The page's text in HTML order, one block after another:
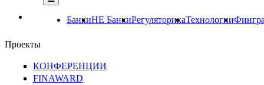
БанкиНЕ БанкиРегуляторикаТехнологии
Проекты
КОНФЕРЕНЦИИ
FINAWARD